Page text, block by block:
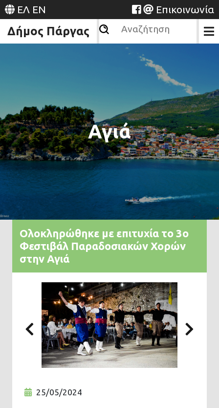
ΕΛ EN Επικοινωνία
Δήμος Πάργας
Αγιά
Ολοκληρώθηκε με επιτυχία το 3ο
Φεστιβάλ Παραδοσιακών Χορών
στην Αγιά
Previous
25/05/2024